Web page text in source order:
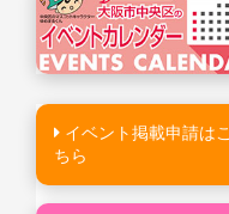
イベント掲載申請はこ
ちら